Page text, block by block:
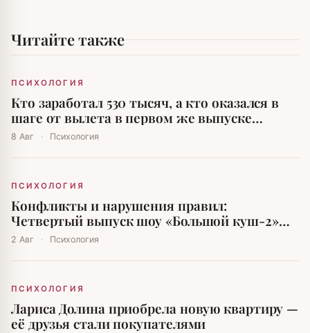
Читайте также
ПСИХОЛОГИЯ
Кто заработал 530 тысяч, а кто оказался в
шаге от вылета в первом же выпуске
«Выживальщики. Наследники-2»
8 Авг · Психология
ПСИХОЛОГИЯ
Конфликты и нарушения правил:
Четвертый выпуск шоу «Большой куш-2»
вызвал бурю эмоций
2 Авг · Психология
ПСИХОЛОГИЯ
Лариса Долина приобрела новую квартиру —
её друзья стали покупателями